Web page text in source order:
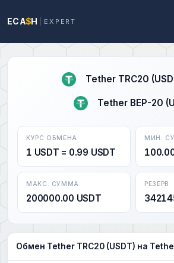
ECA$H EXPERT
Tether TRC20
Tether BEP-20
КУРС ОБМЕНА
1 USDT = 0.99 USDT
МИН.
МАКС. СУММА
200000.00 USDT
РЕЗЕРВ
Обмен Tether TRC20 (USDT) на